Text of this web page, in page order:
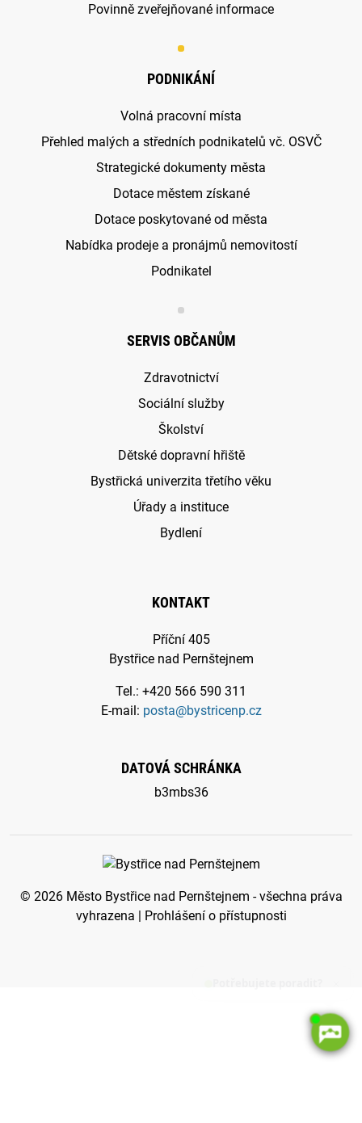
Povinně zveřejňované informace
PODNIKÁNÍ
Volná pracovní místa
Přehled malých a středních podnikatelů vč. OSVČ
Strategické dokumenty města
Dotace městem získané
Dotace poskytované od města
Nabídka prodeje a pronájmů nemovitostí
Podnikatel
SERVIS OBČANŮM
Zdravotnictví
Sociální služby
Školství
Dětské dopravní hřiště
Bystřická univerzita třetího věku
Úřady a instituce
Bydlení
KONTAKT
Příční 405
Bystřice nad Pernštejnem
Tel.: +420 566 590 311
E-mail: posta@bystricenp.cz
DATOVÁ SCHRÁNKA
b3mbs36
© 2026 Město Bystřice nad Pernštejnem - všechna práva
vyhrazena | Prohlášení o přístupnosti